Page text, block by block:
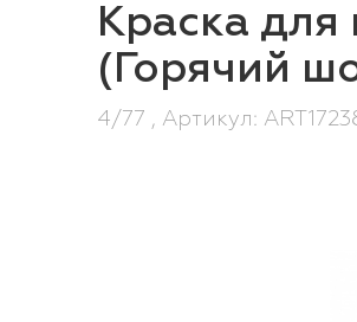
Краска
(Горячий
4/77 , Артикул: